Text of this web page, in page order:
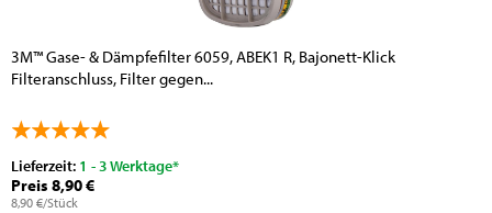
3M™ Gase- & Dämpfefilter 6059, ABEK1 R, Bajonett-Klick
Filteranschluss, Filter gegen...
Lieferzeit: 1 - 3 Werktage*
Preis 8,90 €
8,90 €/Stück